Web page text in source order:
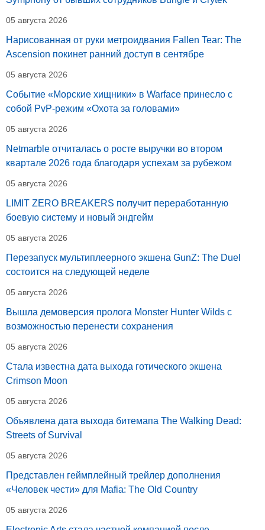
05 августа 2026
Нарисованная от руки метроидвания Fallen Tear: The
Ascension покинет ранний доступ в сентябре
05 августа 2026
Событие «Морские хищники» в Warface принесло с
собой PvP-режим «Охота за головами»
05 августа 2026
Netmarble отчиталась о росте выручки во втором
квартале 2026 года благодаря успехам за рубежом
05 августа 2026
LIMIT ZERO BREAKERS получит переработанную
боевую систему и новый эндгейм
05 августа 2026
Перезапуск мультиплеерного экшена GunZ: The Duel
состоится на следующей неделе
05 августа 2026
Вышла демоверсия пролога Monster Hunter Wilds с
возможностью перенести сохранения
05 августа 2026
Стала известна дата выхода готического экшена
Crimson Moon
05 августа 2026
Объявлена дата выхода битемапа The Walking Dead:
Streets of Survival
05 августа 2026
Представлен геймплейный трейлер дополнения
«Человек чести» для Mafia: The Old Country
05 августа 2026